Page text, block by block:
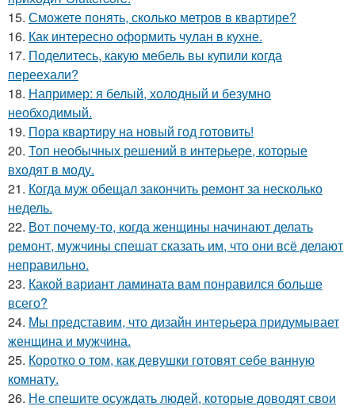
15. Сможете понять, сколько метров в квартире?
16. Как интересно оформить чулан в кухне.
17. Поделитесь, какую мебель вы купили когда
переехали?
18. Например: я белый, холодный и безумно
необходимый.
19. Пора квартиру на новый год готовить!
20. Топ необычных решений в интерьере, которые
входят в моду.
21. Когда муж обещал закончить ремонт за несколько
недель.
22. Вот почему-то, когда женщины начинают делать
ремонт, мужчины спешат сказать им, что они всё делают
неправильно.
23. Какой вариант ламината вам понравился больше
всего?
24. Мы представим, что дизайн интерьера придумывает
женщина и мужчина.
25. Коротко о том, как девушки готовят себе ванную
комнату.
26. Не спешите осуждать людей, которые доводят свои